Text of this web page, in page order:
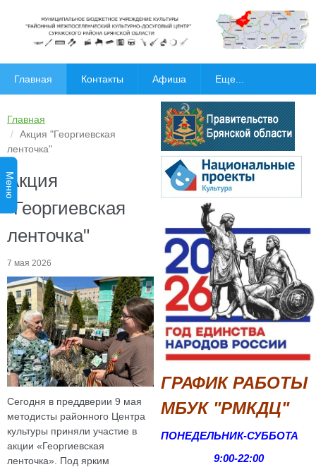
Главная Контакты Афиша Еще...
Меню
ГРАФИК РАБОТЫ
МБУК "РМКДЦ"
ПОНЕДЕЛЬНИК-СУББОТА
9:00-22:00
Главная
Акция "Георгиевская
ленточка"
Акция
"Георгиевская
ленточка"
7 мая 2026
Сегодня в преддверии 9 мая
методисты районного Центра
культуры приняли участие в
акции «Георгиевская
ленточка». Под ярким